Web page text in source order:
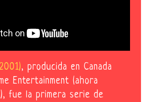
, producida en Canada
Entertainment (ahora
fue la primera serie de